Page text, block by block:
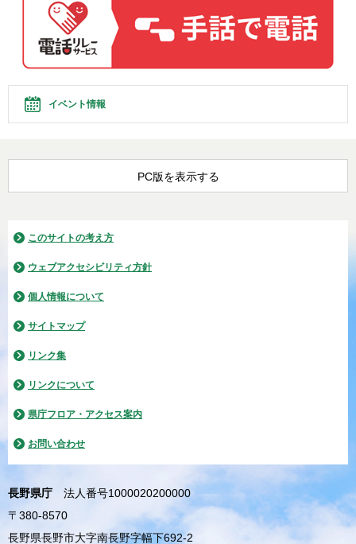
イベント情報
PC版を表示する
このサイトの考え方
ウェブアクセシビリティ方針
個人情報について
サイトマップ
リンク集
リンクについて
県庁フロア・アクセス案内
お問い合わせ
長野県庁
法人番号1000020200000
〒380-8570
長野県長野市大字南長野字幅下692-2